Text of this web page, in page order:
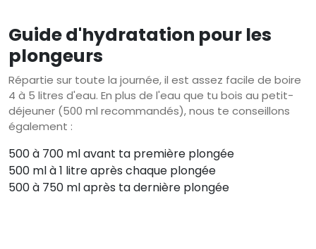
Guide d'hydratation pour les
plongeurs
Répartie sur toute la journée, il est assez facile de boire
4 à 5 litres d'eau. En plus de l'eau que tu bois au petit-
déjeuner (500 ml recommandés), nous te conseillons
également :
500 à 700 ml avant ta première plongée
500 ml à 1 litre après chaque plongée
500 à 750 ml après ta dernière plongée